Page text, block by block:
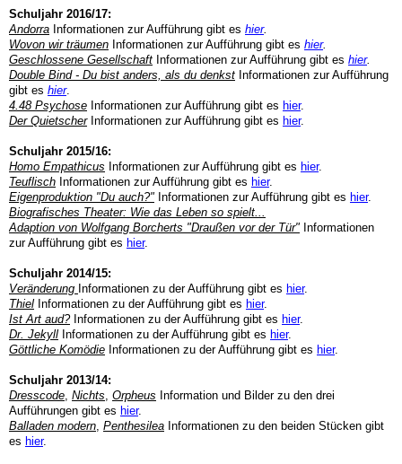
Schuljahr 2016/17:
Andorra Informationen zur Aufführung gibt es hier.
Wovon wir träumen Informationen zur Aufführung gibt es hier.
Geschlossene Gesellschaft Informationen zur Aufführung gibt es hier.
Double Bind - Du bist anders, als du denkst Informationen zur Aufführung
gibt es hier.
4.48 Psychose Informationen zur Aufführung gibt es hier.
Der QuietscherInformationen zur Aufführung gibt es hier.
Schuljahr 2015/16:
Homo Empathicus Informationen zur Aufführung gibt es hier.
Teuflisch Informationen zur Aufführung gibt es hier.
Eigenproduktion "Du auch?" Informationen zur Aufführung gibt es hier.
Biografisches Theater: Wie das Leben so spielt...
Adaption von Wolfgang Borcherts "Draußen vor der Tür" Informationen
zur Aufführung gibt es hier.
Schuljahr 2014/15:
Veränderung Informationen zu der Aufführung gibt es hier.
Thiel Informationen zu der Aufführung gibt es hier.
Ist Art aud?Informationen zu der Aufführung gibt es hier.
Dr. Jekyll Informationen zu der Aufführung gibt es hier.
Göttliche Komödie Informationen zu der Aufführung gibt es hier.
Schuljahr 2013/14:
Dresscode, Nichts, Orpheus Information und Bilder zu den drei
Aufführungen gibt es hier.
Balladen modern, Penthesilea Informationen zu den beiden Stücken gibt
es hier.